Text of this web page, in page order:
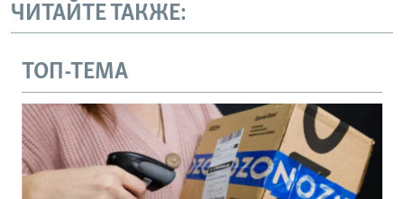
ЧИТАЙТЕ ТАКЖЕ:
ТОП-ТЕМА